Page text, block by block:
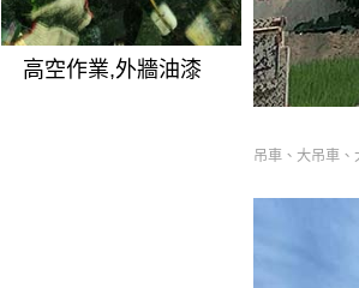
高空作業,外牆油漆
吊車、大吊車